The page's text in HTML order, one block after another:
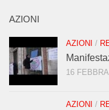
AZIONI
AZIONI /
16
AZIONI /